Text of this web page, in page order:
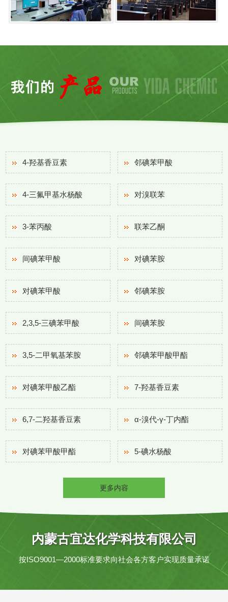
4-羟基香豆素 邻碘苯甲酸
4-三氟甲基水杨酸 对溴联苯
3-苯丙酸 联苯乙酮
间碘苯甲酸 对碘苯胺
对碘苯甲酸 邻碘苯胺
2,3,5-三碘苯甲酸 间碘苯胺
3,5-二甲氧基苯胺 邻碘苯甲酸甲酯
对碘苯甲酸乙酯 7-羟基香豆素
6,7-二羟基香豆素 α-溴代-γ-丁内酯
对碘苯甲酸甲酯 5-碘水杨酸
更多内容
内蒙古宜达化学科技有限公司
按ISO9001—2000标准要求向社会各方客户实现质量承诺